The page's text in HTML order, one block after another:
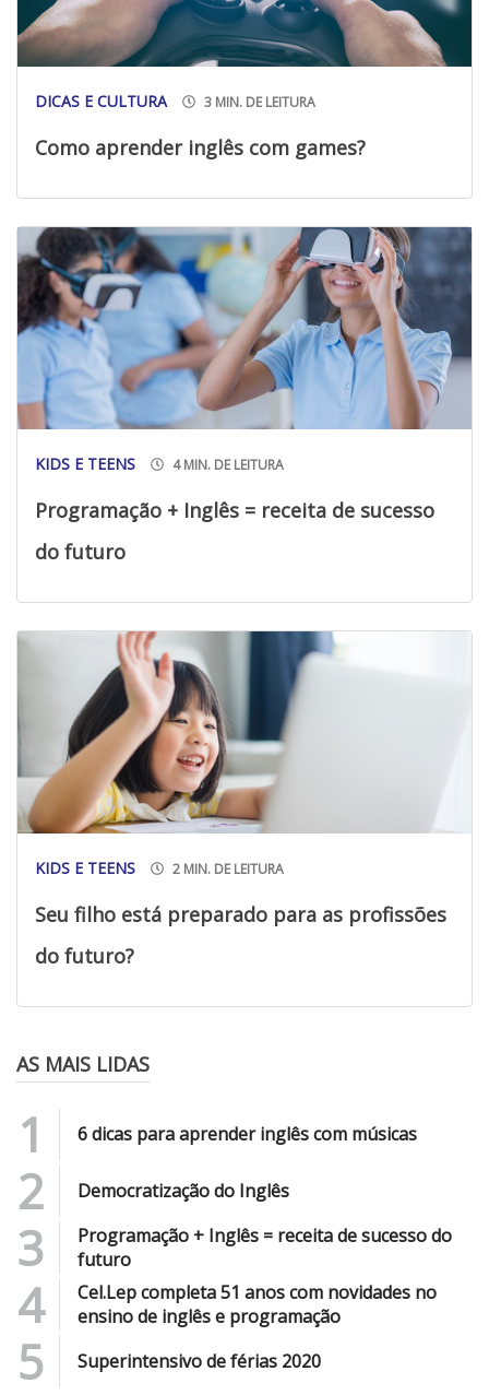
DICAS E CULTURA 3 MIN. DE LEITURA
Como aprender inglês com games?
KIDS E TEENS 4 MIN. DE LEITURA
Programação + Inglês = receita de sucesso
do futuro
KIDS E TEENS 2 MIN. DE LEITURA
Seu filho está preparado para as profissões
do futuro?
AS MAIS LIDAS
1 6 dicas para aprender inglês com músicas
2 Democratização do Inglês
3
Programação + Inglês = receita de sucesso do
futuro
4
Cel.Lep completa 51 anos com novidades no
ensino de inglês e programação
5 Superintensivo de férias 2020